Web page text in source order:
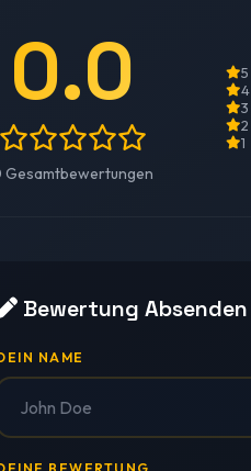
0.0
Gesamtbewertungen
5
4
3
2
1
Bewertung Absenden
NAME